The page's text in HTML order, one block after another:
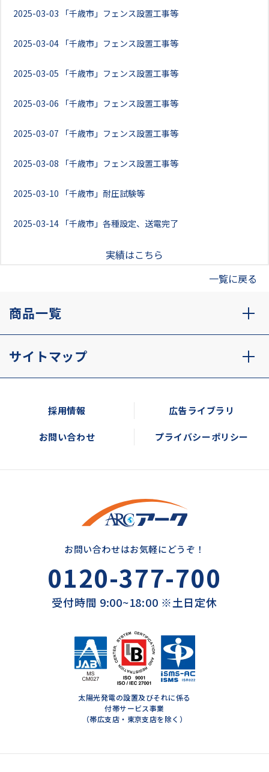
2025-03-03 「千歳市」フェンス設置工事等
2025-03-04 「千歳市」フェンス設置工事等
2025-03-05 「千歳市」フェンス設置工事等
2025-03-06 「千歳市」フェンス設置工事等
2025-03-07 「千歳市」フェンス設置工事等
2025-03-08 「千歳市」フェンス設置工事等
2025-03-10 「千歳市」耐圧試験等
2025-03-14 「千歳市」各種設定、送電完了
実績はこちら
一覧に戻る
商品一覧
サイトマップ
採用情報 広告ライブラリ
お問い合わせ プライバシーポリシー
お問い合わせはお気軽にどうぞ！
0120-377-700
受付時間 9:00~18:00 ※土日定休
太陽光発電の設置及びそれに係る
付帯サービス事業
（帯広支店・東京支店を除く）